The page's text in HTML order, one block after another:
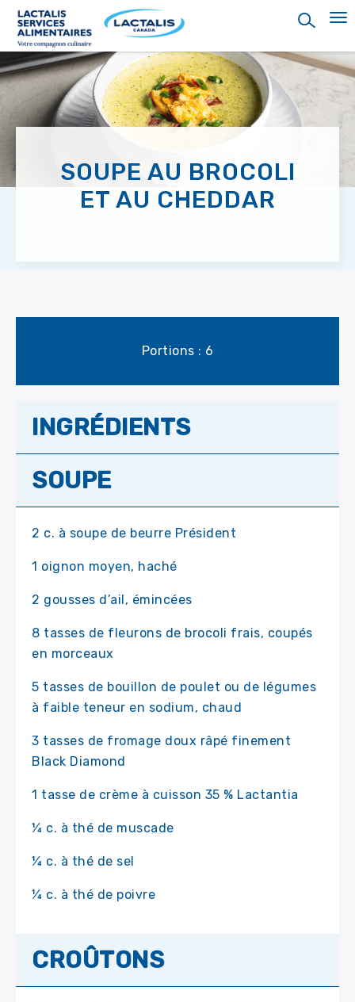
main
content
SOUPE AU BROCOLI
ET AU CHEDDAR
Portions : 6
INGRÉDIENTS
SOUPE
2 c. à soupe de beurre Président
1 oignon moyen, haché
2 gousses d’ail, émincées
8 tasses de fleurons de brocoli frais, coupés
en morceaux
5 tasses de bouillon de poulet ou de légumes
à faible teneur en sodium, chaud
3 tasses de fromage doux râpé finement
Black Diamond
1 tasse de crème à cuisson 35 % Lactantia
¼ c. à thé de muscade
¼ c. à thé de sel
¼ c. à thé de poivre
CROÛTONS